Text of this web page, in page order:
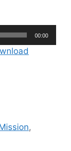
00:00
,